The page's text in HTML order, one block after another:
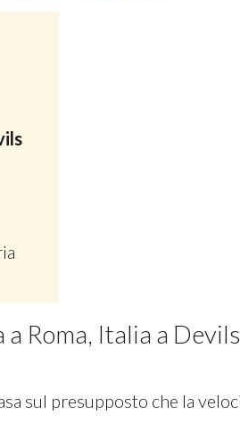
Roma, Italia a
sul presupposto che la